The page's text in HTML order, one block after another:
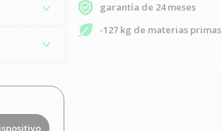
garantía de 24 meses
-127 kg de materias primas